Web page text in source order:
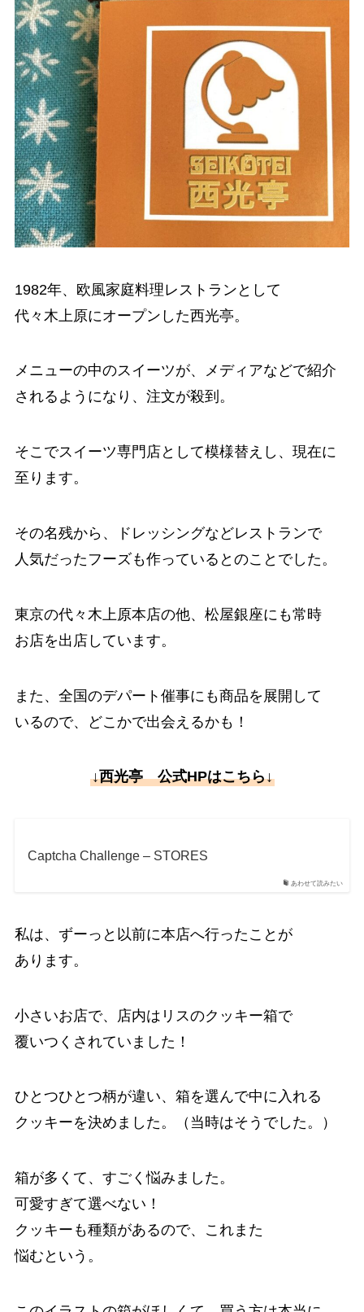
1982年、欧風家庭料理レストランとして
代々木上原にオープンした西光亭。
メニューの中のスイーツが、メディアなどで紹介
されるようになり、注文が殺到。
そこでスイーツ専門店として模様替えし、現在に
至ります。
その名残から、ドレッシングなどレストランで
人気だったフーズも作っているとのことでした。
東京の代々木上原本店の他、松屋銀座にも常時
お店を出店しています。
また、全国のデパート催事にも商品を展開して
いるので、どこかで出会えるかも！
↓西光亭 公式HPはこちら↓
あわせて読みたい
Captcha Challenge – STORES
私は、ずーっと以前に本店へ行ったことが
あります。
小さいお店で、店内はリスのクッキー箱で
覆いつくされていました！
ひとつひとつ柄が違い、箱を選んで中に入れる
クッキーを決めました。（当時はそうでした。）
箱が多くて、すごく悩みました。
可愛すぎて選べない！
クッキーも種類があるので、これまた
悩むという。